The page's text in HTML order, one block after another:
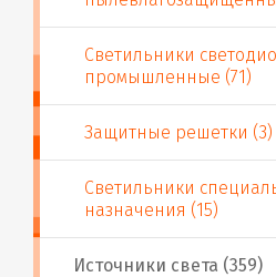
Источники света (359)
Светильники
промышленные (71)
Защитные решетки (3)
Светильники
назначения (15)